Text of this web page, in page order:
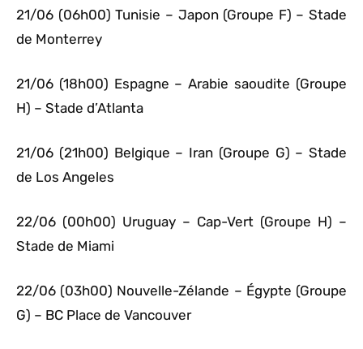
21/06 (06h00) Tunisie – Japon (Groupe F) – Stade
de Monterrey
21/06 (18h00) Espagne – Arabie saoudite (Groupe
H) – Stade d’Atlanta
21/06 (21h00) Belgique – Iran (Groupe G) – Stade
de Los Angeles
22/06 (00h00) Uruguay – Cap-Vert (Groupe H) –
Stade de Miami
22/06 (03h00) Nouvelle-Zélande – Égypte (Groupe
G) – BC Place de Vancouver